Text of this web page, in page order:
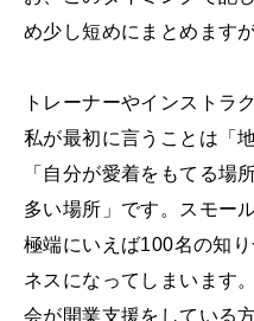
め少し短めにまとめます
トレーナーやインストラ
私が最初に言うことは「
「自分が愛着をもてる場
多い場所」です。スモー
極端にいえば100名の知
ネスになってしまいます
会が開業支援をしている